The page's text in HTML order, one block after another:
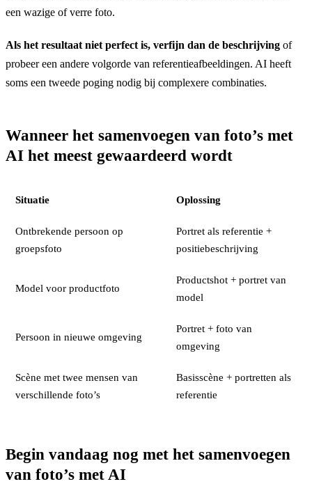
een wazige of verre foto.
Als het resultaat niet perfect is, verfijn dan de beschrijving of
probeer een andere volgorde van referentieafbeeldingen. AI heeft
soms een tweede poging nodig bij complexere combinaties.
Wanneer het samenvoegen van foto’s met
AI het meest gewaardeerd wordt
Situatie Oplossing
Ontbrekende persoon op
groepsfoto
Portret als referentie +
positiebeschrijving
Model voor productfoto
Productshot + portret van
model
Persoon in nieuwe omgeving
Portret + foto van
omgeving
Scène met twee mensen van
verschillende foto’s
Basisscène + portretten als
referentie
Begin vandaag nog met het samenvoegen
van foto’s met AI